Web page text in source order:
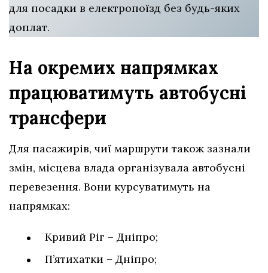
для посадки в електропоїзд без будь-яких
доплат.
На окремих напрямках
працюватимуть автобусні
трансфери
Для пасажирів, чиї маршрути також зазнали
змін, місцева влада організувала автобусні
перевезення. Вони курсуватимуть на
напрямках:
Кривий Ріг – Дніпро;
П’ятихатки – Дніпро;